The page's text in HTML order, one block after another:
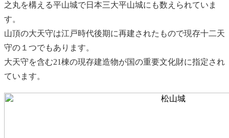
之丸を構える平山城で日本三大平山城にも数えられていま
す。
山頂の大天守は江戸時代後期に再建されたもので現存十二天
守の１つでもあります。
大天守を含む21棟の現存建造物が国の重要文化財に指定され
ています。